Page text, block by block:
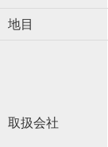
地目
取扱会社